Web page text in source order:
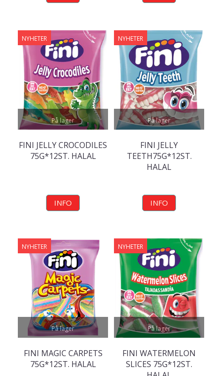
På lager
NYHETER
FINI JELLY CROCODILES
75G*12ST. HALAL
INFO
På lager
NYHETER
FINI JELLY
TEETH75G*12ST.
HALAL
INFO
På lager
NYHETER
FINI MAGIC CARPETS
75G*12ST. HALAL
På lager
NYHETER
FINI WATERMELON
SLICES 75G*12ST.